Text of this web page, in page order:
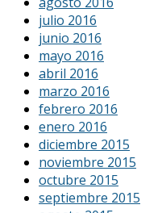
julio 2016
junio 2016
mayo 2016
abril 2016
marzo 2016
febrero 2016
enero 2016
diciembre 2015
noviembre 2015
octubre 2015
septiembre 2015